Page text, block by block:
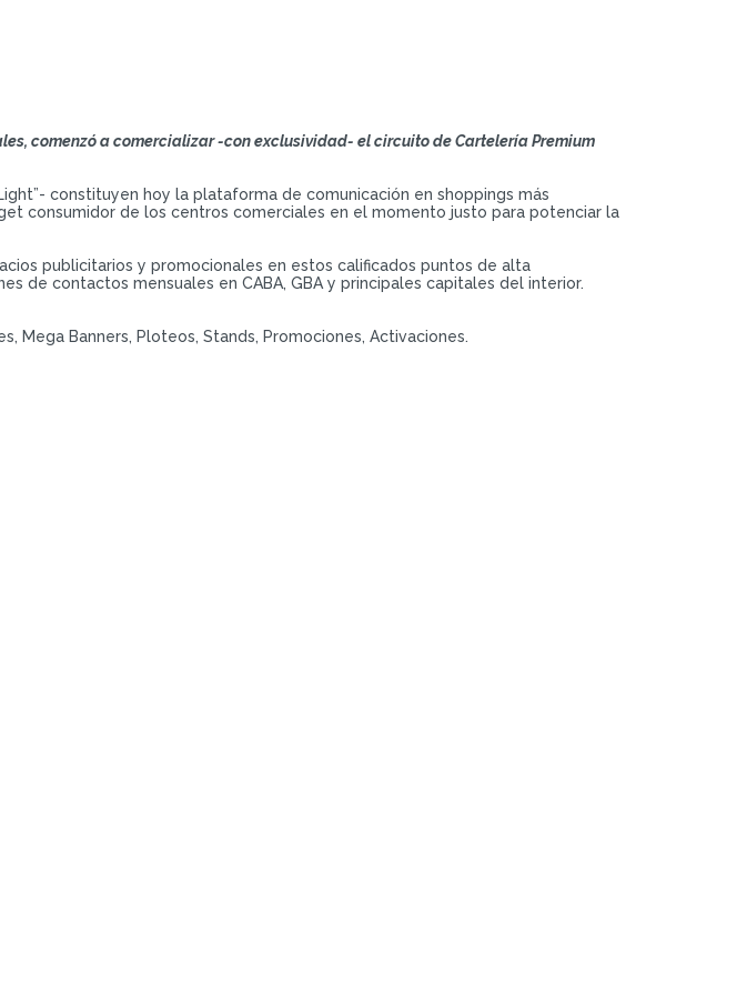
comenzó a comercializar -con exclusividad- el circuito de Cartelería Premium
constituyen hoy la plataforma de comunicación en shoppings más
consumidor de los centros comerciales en el momento justo para potenciar la
publicitarios y promocionales en estos calificados puntos de alta
de contactos mensuales en CABA, GBA y principales capitales del interior.
Mega Banners, Ploteos, Stands, Promociones, Activaciones.